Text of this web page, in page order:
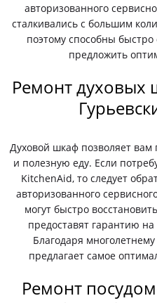
авторизованного
сталкивались с большим
поэтому способны
предложить
Ремонт духовых
Духовой шкаф позволяет вам
и полезную еду. Если
KitchenAid, то следует
авторизованного
могут быстро
предоставят гарантию
Благодаря
предлагает самое
Ремонт